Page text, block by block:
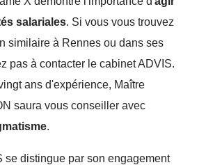
salariales. Si vous vous trouvez
similaire à Rennes ou dans ses
pas à contacter le cabinet ADVIS.
ans d'expérience, Maître
saura vous conseiller avec
.
se distingue par son engagement